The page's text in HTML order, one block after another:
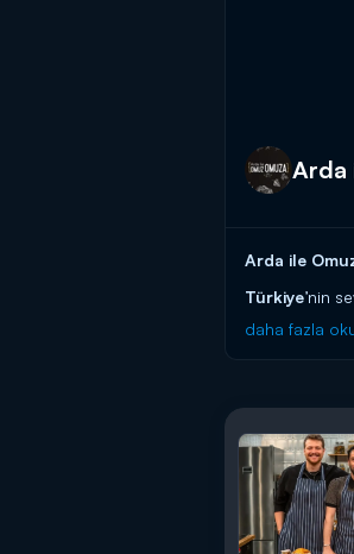
Arda
Arda ile
Türkiye’nin
yeni bölümü
Kanal D’de!
daha fazla